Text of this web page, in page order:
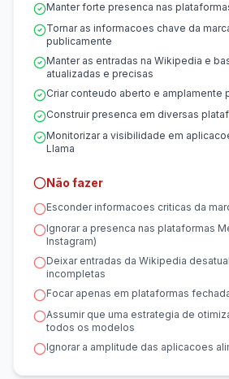
Manter forte presenca nas
Tornar as informacoes chave da
publicamente
Manter as entradas na Wikipedia e
atualizadas e precisas
Criar conteudo aberto e amplamente
Construir presenca em diversas
Monitorizar a visibilidade em
Llama
Não fazer
Esconder informacoes criticas da
Ignorar a presenca nas plataformas
Instagram)
Deixar entradas da Wikipedia
incompletas
Focar apenas em plataformas
Assumir que uma estrategia de
todos os modelos
Ignorar a amplitude das aplicacoes